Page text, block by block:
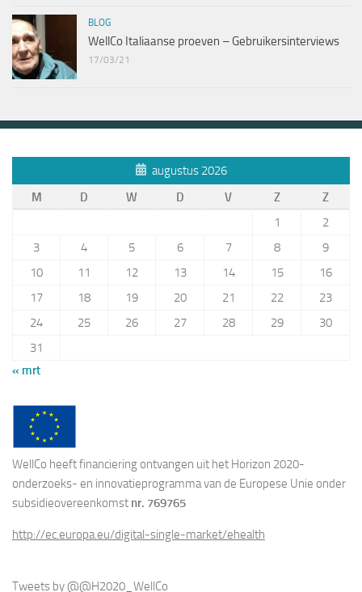
BLOG
WellCo Italiaanse proeven – Gebruikersinterviews
17/03/21
augustus 2026
M
D W D V Z
Z
1
2
3
4 5 6 7 8
9
10
11 12 13 14 15
16
17
18 19 20 21 22
23
24
25 26 27 28 29
30
31
« mrt
WellCo heeft financiering ontvangen uit het Horizon 2020-
onderzoeks- en innovatieprogramma van de Europese Unie onder
subsidieovereenkomst nr. 769765
http://ec.europa.eu/digital-single-market/ehealth
Tweets by @@H2020_WellCo